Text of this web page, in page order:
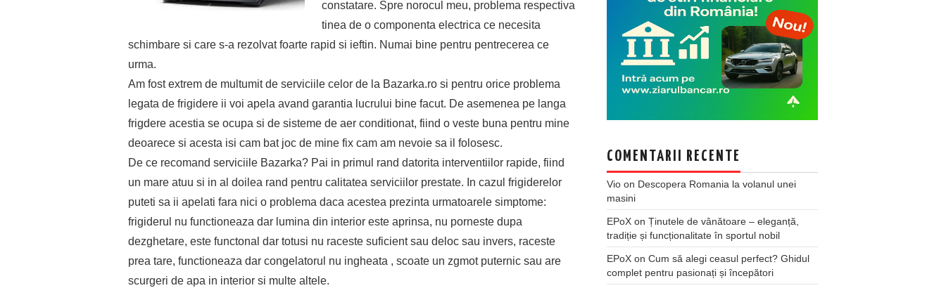
constatare. Spre norocul meu, problema respectiva
tinea de o componenta electrica ce necesita
schimbare si care s-a rezolvat foarte rapid si ieftin. Numai bine pentru pentrecerea ce
urma.
Am fost extrem de multumit de serviciile celor de la Bazarka.ro si pentru orice problema
legata de frigidere ii voi apela avand garantia lucrului bine facut. De asemenea pe langa
frigdere acestia se ocupa si de sisteme de aer conditionat, fiind o veste buna pentru mine
deoarece si acesta isi cam bat joc de mine fix cam am nevoie sa il folosesc.
De ce recomand serviciile Bazarka? Pai in primul rand datorita interventiilor rapide, fiind
un mare atuu si in al doilea rand pentru calitatea serviciilor prestate. In cazul frigiderelor
puteti sa ii apelati fara nici o problema daca acestea prezinta urmatoarele simptome:
frigiderul nu functioneaza dar lumina din interior este aprinsa, nu porneste dupa
dezghetare, este functonal dar totusi nu raceste suficient sau deloc sau invers, raceste
prea tare, functioneaza dar congelatorul nu ingheata , scoate un zgmot puternic sau are
scurgeri de apa in interior si multe altele.
COMENTARII RECENTE
Vio on Descopera Romania la volanul unei
masini
EPoX on Ținutele de vânătoare – eleganță,
tradiție și funcționalitate în sportul nobil
EPoX on Cum să alegi ceasul perfect? Ghidul
complet pentru pasionați și începători